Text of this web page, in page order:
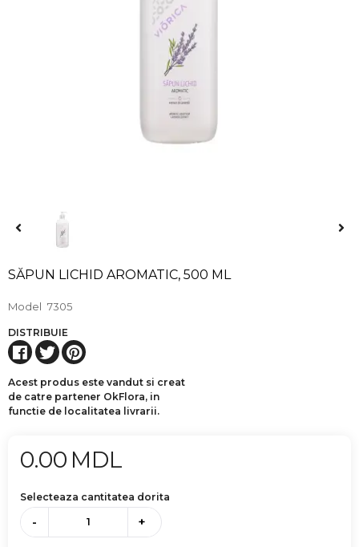
SĂPUN LICHID AROMATIC, 500 ML
Model 7305
DISTRIBUIE
Acest produs este vandut si creat
de catre partener OkFlora, in
functie de localitatea livrarii.
0.00 MDL
Selecteaza cantitatea dorita
- +